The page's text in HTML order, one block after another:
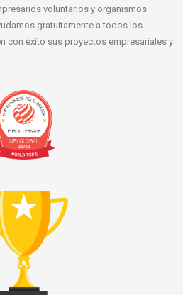
voluntarios y organismos
gratuitamente a todos los
con éxito sus proyectos empresariales y